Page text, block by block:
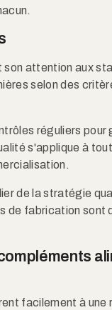
attention aux
selon des
réguliers pour
s'applique à
de la stratégie
de fabrication sont
facilement à une